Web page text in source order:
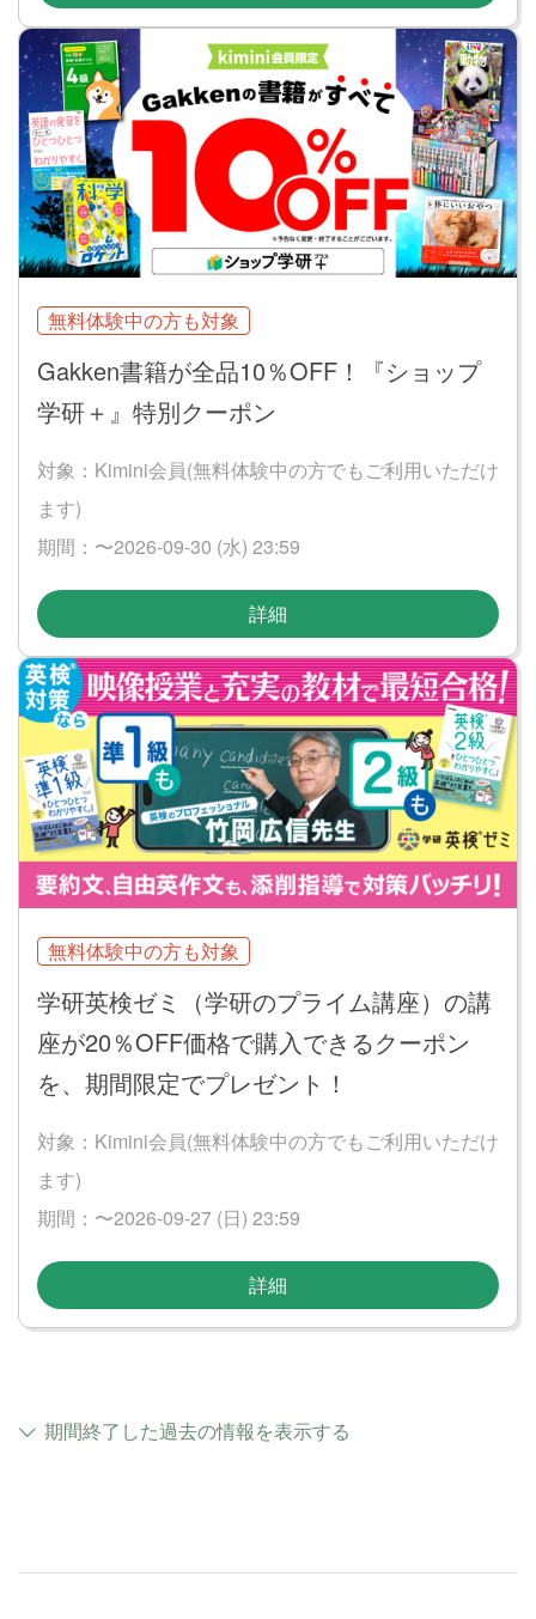
無料体験中の方も対象
Gakken書籍が全品10％OFF！『ショップ
学研＋』特別クーポン
対象：Kimini会員(無料体験中の方でもご利用いただけ
ます)
期間：〜2026-09-30 (水) 23:59
詳細
無料体験中の方も対象
学研英検ゼミ（学研のプライム講座）の講
座が20％OFF価格で購入できるクーポン
を、期間限定でプレゼント！
対象：Kimini会員(無料体験中の方でもご利用いただけ
ます)
期間：〜2026-09-27 (日) 23:59
詳細
期間終了した過去の情報を表示する